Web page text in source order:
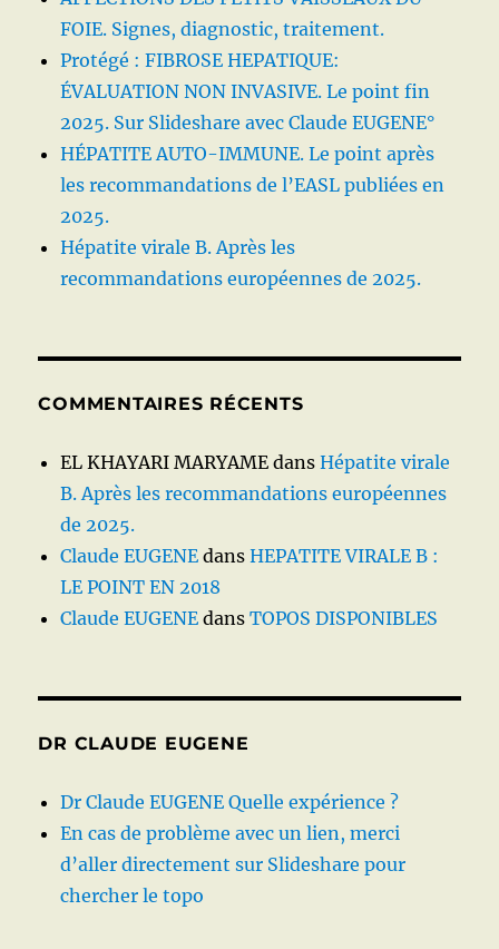
FOIE. Signes, diagnostic, traitement.
Protégé : FIBROSE HEPATIQUE:
ÉVALUATION NON INVASIVE. Le point fin
2025. Sur Slideshare avec Claude EUGENE°
HÉPATITE AUTO-IMMUNE. Le point après
les recommandations de l’EASL publiées en
2025.
Hépatite virale B. Après les
recommandations européennes de 2025.
COMMENTAIRES RÉCENTS
EL KHAYARI MARYAME dansHépatite virale
B. Après les recommandations européennes
de 2025.
Claude EUGENE dansHEPATITE VIRALE B :
LE POINT EN 2018
Claude EUGENE dansTOPOS DISPONIBLES
DR CLAUDE EUGENE
Dr Claude EUGENE Quelle expérience ?
En cas de problème avec un lien, merci
d’aller directement sur Slideshare pour
chercher le topo